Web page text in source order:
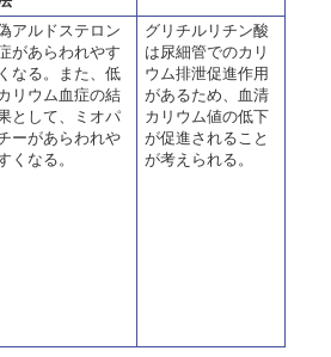
アルドステロン
があらわれやす
くなる。また、低
リウム血症の結
として、ミオパ
ーがあらわれや
くなる。
グリチルリチン酸
は尿細管でのカリ
ウム排泄促進作用
があるため、血清
カリウム値の低下
が促進されること
が考えられる。